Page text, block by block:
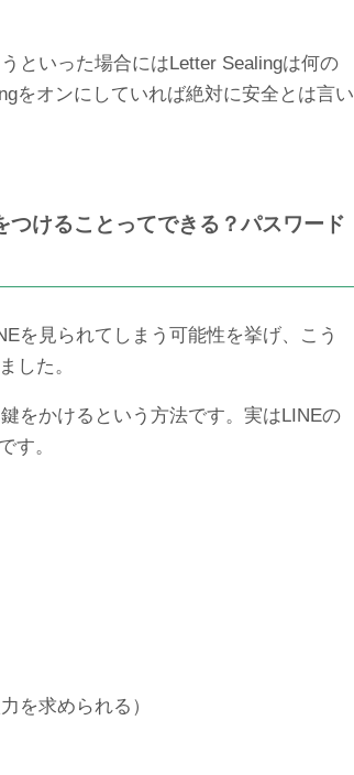
といった場合にはLetter Sealingは何の
をオンにしていれば絶対に安全とは言い
けることってできる？パスワード
を見られてしまう可能性を挙げ、こう
した。
をかけるという方法です。実はLINEの
す。
を求められる）